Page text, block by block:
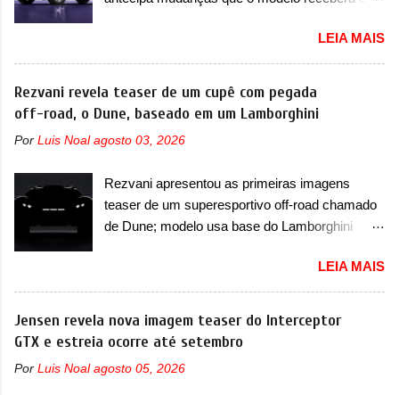
arredondadas. Além do Gol, outro Volkswagen
versão hatchback do Logus que chegava
depois de um ano de atraso. A invasão de 1994
foi marcava pelos franceses, alemães,
japoneses e coreanos que chegaram
arrancando corações em nosso mercado. Os
vendas em 1994 foram o Renault R19 que
vinha em 3 versões de carroceria, sendo duas
do hatch e o sedan, a famosa Kia Besta, o Vol...
apresentar na China as primeiras mudanças
para o Z20, um misto de hatch com SUV que é
vendido no mercado chinês desde o
lançamento, em 2024. Agora, o modelo passará
por sua primeira mudança visual e também
mudará de nome. Vendido na Europa como 02
vendido na China apenas como ‘20’. Junto das
mudanças visuais, a marca confirmou que ele
pode ser um dos primeiros produtos da
Chamado de ’16 em 1’, também chamado de
Thunder, ele apresenta uma melhoria de
eficiência térmica e integra 12 elementos de
hardware. Entre eles, motor elétrico, controlador
de motor, redutor, conversor CC-CC, OBC,
LEIA MAIS
Rezvani revela teaser de um cupê com pegada
off-road, o Dune, baseado em um Lamborghini
Por Luis Noal agosto 03, 2026
Rezvani apresentou as primeiras imagens
teaser de um superesportivo off-road chamado
de Dune; modelo usa base do Lamborghini
apresentou as primeiras imagens teaser de um
novo superesportivo que vai oferecer aos seus
consumidores. Trata-se do Dune, um cupê
superesportivo que terá uma proposta off-road
tiveram, como o Porsche 911 Dakar e o...
LEIA MAIS
Jensen revela nova imagem teaser do Interceptor
GTX e estreia ocorre até setembro
Por Luis Noal agosto 05, 2026